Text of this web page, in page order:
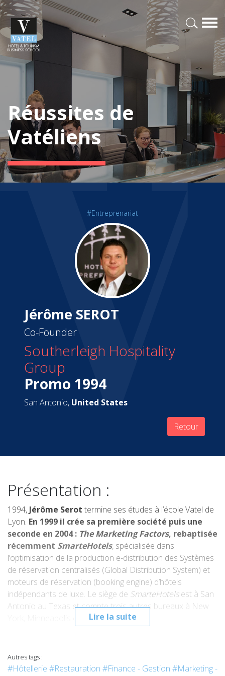
Réussites de
Vatéliens
#Entreprenariat
Jérôme SEROT
Co-Founder
Southerleigh Hospitality
Group
Promo 1994
San Antonio, United States
Retour
Lire la suite
Présentation :
1994, Jérôme Serot termine ses études à l’école Vatel de
Lyon. En 1999 il crée sa première société puis une
seconde en 2004 : The Marketing Factors, rebaptisée
récemment SmarteHotels, spécialisée dans
l’optimisation de la production e-distribution des Systèmes
de réservation centralisés (Global Distribution System) et
moteurs de réservation (booking engine) d’hôtels
indépendants de luxe. Le siège de SmarteHotelsest à San
Antonio au Texas et compte trois autres bureaux à New
York, Minneapolis et en Espagne.
-Quelle est votre fonction précise aujourd’hui, dans
Autres tags :
#Hôtellerie #Restauration #Finance - Gestion #Marketing -